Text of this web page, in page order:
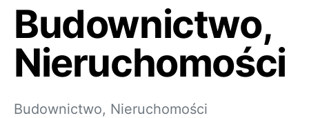
Budownictwo,
Nieruchomości
Budownictwo, Nieruchomości